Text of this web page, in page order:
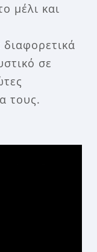
μέλι και
σε
τους.